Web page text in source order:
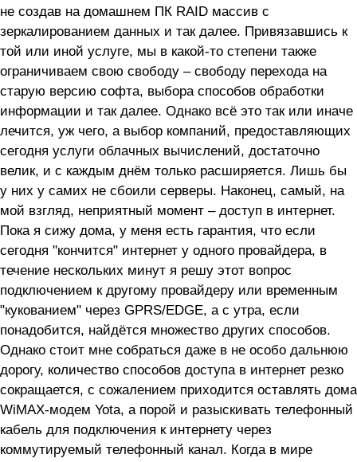
не создав на домашнем ПК RAID массив с
зеркалированием данных и так далее. Привязавшись к
той или иной услуге, мы в какой-то степени также
ограничиваем свою свободу – свободу перехода на
старую версию софта, выбора способов обработки
информации и так далее. Однако всё это так или иначе
лечится, уж чего, а выбор компаний, предоставляющих
сегодня услуги облачных вычислений, достаточно
велик, и с каждым днём только расширяется. Лишь бы
у них у самих не сбоили серверы. Наконец, самый, на
мой взгляд, неприятный момент – доступ в интернет.
Пока я сижу дома, у меня есть гарантия, что если
сегодня "кончится" интернет у одного провайдера, в
течение нескольких минут я решу этот вопрос
подключением к другому провайдеру или временным
"кукованием" через GPRS/EDGE, а с утра, если
понадобится, найдётся множество других способов.
Однако стоит мне собраться даже в не особо дальнюю
дорогу, количество способов доступа в интернет резко
сокращается, с сожалением приходится оставлять дома
WiMAX-модем Yota, а порой и разыскивать телефонный
кабель для подключения к интернету через
коммутируемый телефонный канал. Когда в мире